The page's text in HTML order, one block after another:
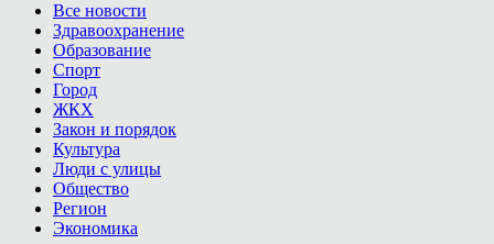
Все новости
Здравоохранение
Образование
Спорт
Город
ЖКХ
Закон и порядок
Культура
Люди с улицы
Общество
Регион
Экономика